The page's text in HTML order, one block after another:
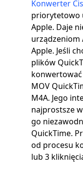
Konwerter
priorytetowo
Apple. Daje
Apple. Jeśli
plików
MOV
M4A. Jego
najprostsze
go
QuickTime.
od procesu
lub 3